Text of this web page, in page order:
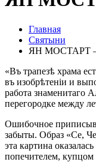
Главная
Святыни
ЯН МОСТАРТ
«Въ трапезѣ храма
въ изобрѣтеніи и
работа знаменитаго
перегородке между
Ошибочное
забыты. Образ «Се,
эта картина
попечителем,